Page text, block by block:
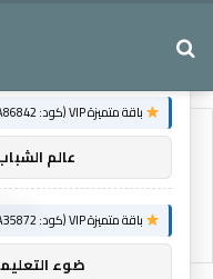
باقة متميزة VIP (كود: AA86842):
عالم
باقة متميزة VIP (كود: AA35872):
ضوء